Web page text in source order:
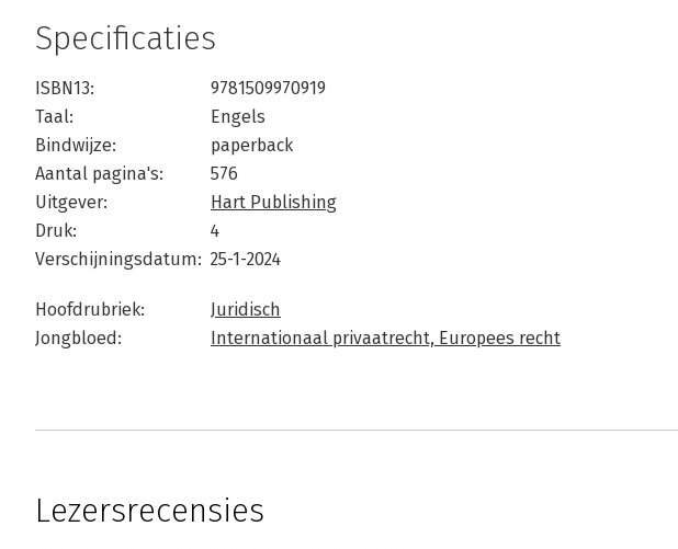
Specificaties
ISBN13:
9781509970919
Taal:
Engels
Bindwijze:
paperback
Aantal pagina's:
576
Uitgever:
Hart Publishing
Druk:
4
Verschijningsdatum: 25-1-2024
Hoofdrubriek:
Juridisch
Jongbloed:
Internationaal privaatrecht, Europees recht
Lezersrecensies